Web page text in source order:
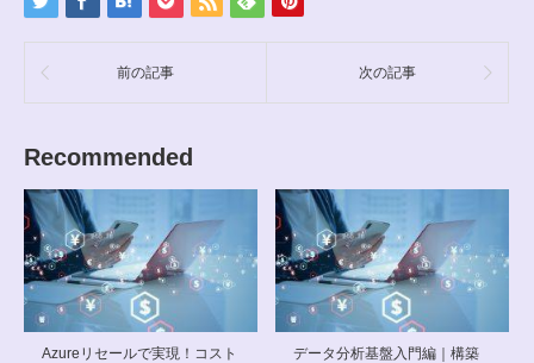
前の記事 次の記事
Recommended
Azureリセールで実現！コスト
データ分析基盤入門編｜構築